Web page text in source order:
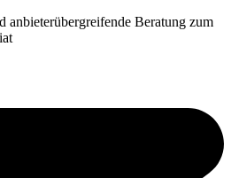
anbieterübergreifende Beratung zum